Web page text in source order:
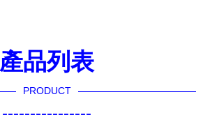
產品列表
PRODUCT
----------------